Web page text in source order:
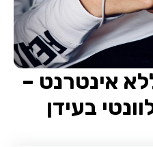
אינטרנט –
בעידן